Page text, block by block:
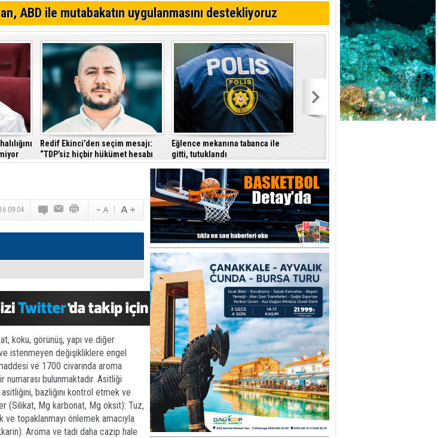
GMB'ye YDP başkan adayı olmak istiyor
doğru... TDP'den Lefke ve Mehmetçik'de aday hazırlığı
ABD ile mutabakatın uygulanmasını destekliyoruz
Redif Ekinci’den seçim mesajı:
“TDP’siz hiçbir hükümet hesabı
tutmayacak”
Eğlence mekanına tabanca ile
gitti, tutuklandı
nerede?
09:04
koku, görünüş, yapı ve diğer
istenmeyen değişikliklere engel
ve 1700 civarında aroma
numarası bulunmaktadır. Asitliği
bazlığını kontrol etmek ve
(Silikat, Mg karbonat, Mg oksit): Tuz,
ve topaklanmayı önlemek amacıyla
Aroma ve tadı daha cazip hale